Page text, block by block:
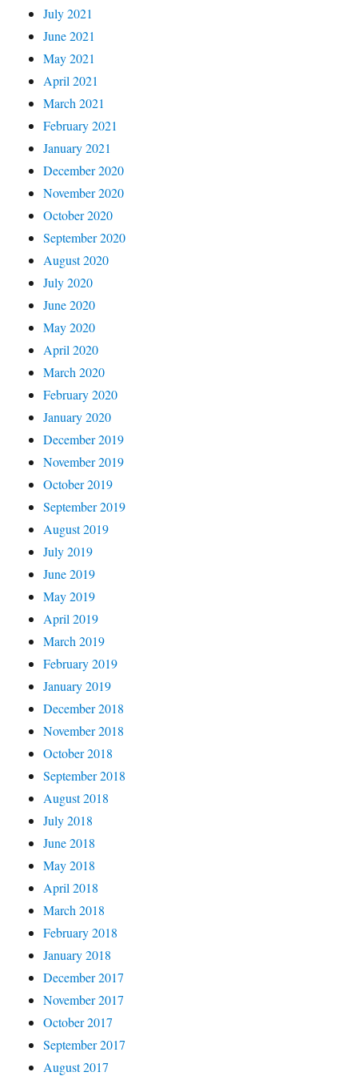
July 2021
June 2021
May 2021
April 2021
March 2021
February 2021
January 2021
December 2020
November 2020
October 2020
September 2020
August 2020
July 2020
June 2020
May 2020
April 2020
March 2020
February 2020
January 2020
December 2019
November 2019
October 2019
September 2019
August 2019
July 2019
June 2019
May 2019
April 2019
March 2019
February 2019
January 2019
December 2018
November 2018
October 2018
September 2018
August 2018
July 2018
June 2018
May 2018
April 2018
March 2018
February 2018
January 2018
December 2017
November 2017
October 2017
September 2017
August 2017